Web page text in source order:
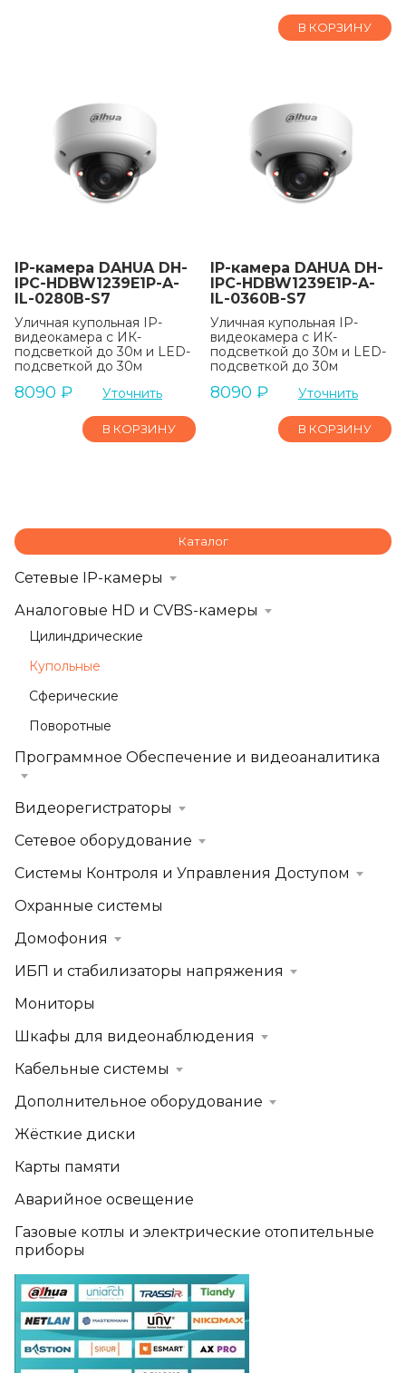
В КОРЗИНУ
IP-камера DAHUA DH-
IPC-HDBW1239E1P-A-
IL-0280B-S7
Уличная купольная IP-
видеокамера с ИК-
подсветкой до 30м и LED-
подсветкой до 30м
8090 ₽ Уточнить
В КОРЗИНУ
IP-камера DAHUA DH-
IPC-HDBW1239E1P-A-
IL-0360B-S7
Уличная купольная IP-
видеокамера с ИК-
подсветкой до 30м и LED-
подсветкой до 30м
8090 ₽ Уточнить
В КОРЗИНУ
Каталог
Сетевые IP-камеры
Аналоговые HD и CVBS-камеры
Цилиндрические
Купольные
Сферические
Поворотные
Программное Обеспечение и видеоаналитика
Видеорегистраторы
Сетевое оборудование
Системы Контроля и Управления Доступом
Охранные системы
Домофония
ИБП и стабилизаторы напряжения
Мониторы
Шкафы для видеонаблюдения
Кабельные системы
Дополнительное оборудование
Жёсткие диски
Карты памяти
Аварийное освещение
Газовые котлы и электрические отопительные
приборы